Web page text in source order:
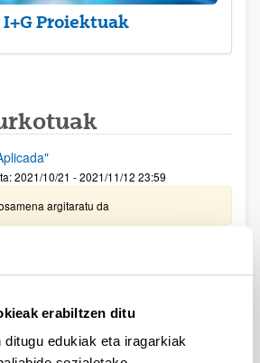
erabiltzen ditu
edukiak eta iragarkiak
Proiektuak
2021/10/21 - 2021/11/12 23:59
argitaratu da
deialdia: FPU Programa 2021
ultraestructural y molecular de las